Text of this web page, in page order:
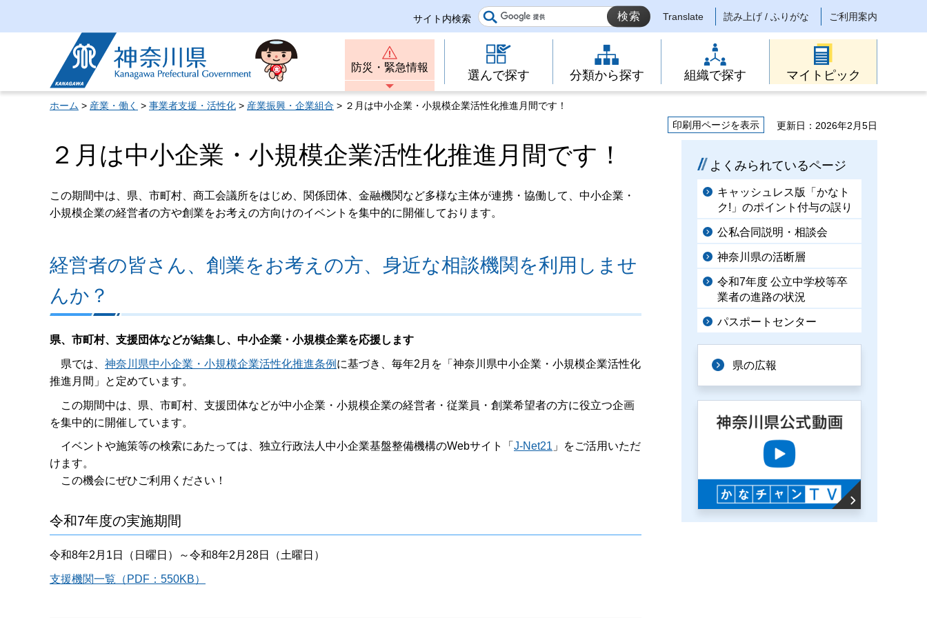
サイト内検索 Translate 読み上げ / ふりがな ご利用案内
神奈川県
防災・緊急情報
選んで探す 分類から探す 組織で探す マイトピック
ホーム > 産業・働く > 事業者支援・活性化 > 産業振興・企業組合 > ２月は中小企業・小規模企業活性化推進月間です！
印刷用ページを表示
更新日：2026年2月5日
２月は中小企業・小規模企業活性化推進月間です！
この期間中は、県、市町村、商工会議所をはじめ、関係団体、金融機関など多様な主体が連携・協働して、中小企業・
小規模企業の経営者の方や創業をお考えの方向けのイベントを集中的に開催しております。
経営者の皆さん、創業をお考えの方、身近な相談機関を利用しませ
んか？
県、市町村、支援団体などが結集し、中小企業・小規模企業を応援します
県では、 神奈川県中小企業・小規模企業活性化推進条例 に基づき、毎年2月を「神奈川県中小企業・小規模企業活性化
推進月間」と定めています。
この期間中は、県、市町村、支援団体などが中小企業・小規模企業の経営者・従業員・創業希望者の方に役立つ企画
を集中的に開催しています。
イベントや施策等の検索にあたっては、独立行政法人中小企業基盤整備機構のWebサイト「 J-Net21 」をご活用いただ
けます。
この機会にぜひご利用ください！
令和7年度の実施期間
令和8年2月1日（日曜日）～令和8年2月28日（土曜日）
支援機関一覧（PDF：550KB）
よくみられているページ
キャッシュレス版「かなト
ク!」のポイント付与の誤り
公私合同説明・相談会
神奈川県の活断層
令和7年度 公立中学校等卒
業者の進路の状況
パスポートセンター
県の広報